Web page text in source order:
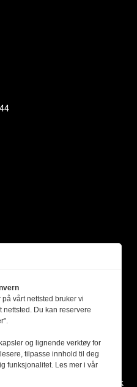
plakaten og presseetikken slik
vårt nettsted bruker vi
nettsted. Du kan reservere
og lignende verktøy for
tilpasse innhold til deg
funksjonalitet. Les mer i vår